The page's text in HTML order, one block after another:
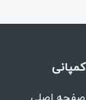
کمپانی